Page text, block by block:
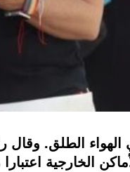
الطلق. وقال